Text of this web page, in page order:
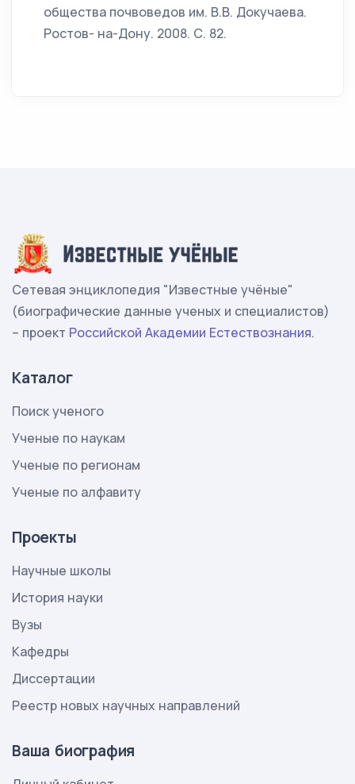
общества почвоведов им. В.В. Докучаева.
Ростов- на-Дону. 2008. С. 82.
Сетевая энциклопедия "Известные учёные"
(биографические данные ученых и специалистов)
– проект Российской Академии Естествознания.
Каталог
Поиск ученого
Ученые по наукам
Ученые по регионам
Ученые по алфавиту
Проекты
Научные школы
История науки
Вузы
Кафедры
Диссертации
Реестр новых научных направлений
Ваша биография